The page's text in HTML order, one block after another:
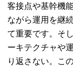
客接点や基幹機
ながら運用を継
て重要です。そ
ーキテクチャや
り返さない。こ